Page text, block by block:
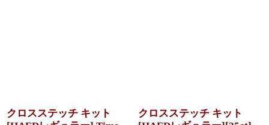
クロスステッチ キット
クロスステッチ キット